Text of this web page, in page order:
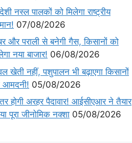
नस्ल पालकों को मिलेगा राष्ट्रीय
07/08/2026
और पराली से बनेगी गैस, किसानों को
नया बाजार! 06/08/2026
खेती नहीं, पशुपालन भी बढ़ाएगा किसानों
आमदनी! 05/08/2026
होगी अरहर पैदावार! आईसीएआर ने तैयार
पूरा जीनोमिक नक्शा 05/08/2026